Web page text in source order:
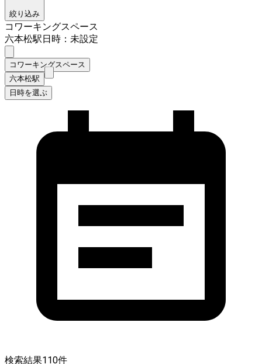
絞り込み
コワーキングスペース
六本松駅日時：未設定
コワーキングスペース
六本松駅
日時を選ぶ
検索結果110件